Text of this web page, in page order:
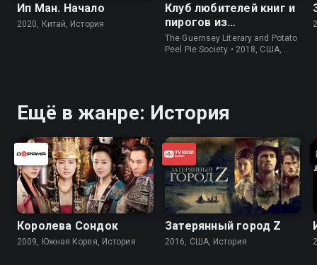
Ип Ман. Начало
2020, Китай, История
Клуб любителей книг и
пирогов из
картофельных
очистков
The Guernsey Literary and Potato
Peel Pie Society • 2018, США,
Ещё в жанре: История
Королева Сондок
2009, Южная Корея, История
Затерянный город Z
2016, США, История